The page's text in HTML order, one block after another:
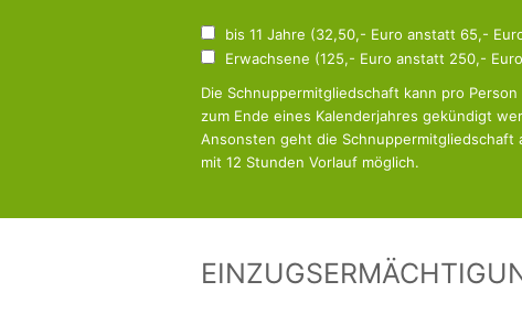
bis 11 Jahre (32,50,- Euro anstatt 65,-
Erwachsene (125,- Euro anstatt 250,-
Die Schnuppermitgliedschaft kann pro
zum Ende eines Kalenderjahres gekündigt
Ansonsten geht die Schnuppermitgliedschaft
mit 12 Stunden Vorlauf möglich.